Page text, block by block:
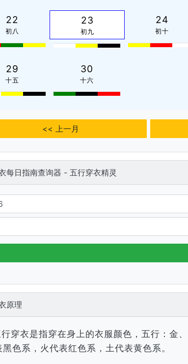
22
初八
23
初九
24
初十
29
十五
30
十六
<< 上一月
每日指南查询器 - 五行穿衣精灵
原理
行穿衣是指穿在身上的衣服颜色，五行：金
黑色系，火代表红色系，土代表黄色系。